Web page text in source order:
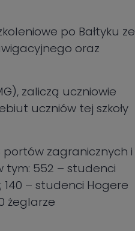
po Bałtyku ze
oraz
zaliczą uczniowie
uczniów tej szkoły
portów zagranicznych i
tym: 552 – studenci
140 – studenci Hogere
żeglarze